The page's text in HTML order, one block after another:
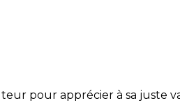
pour apprécier à sa juste